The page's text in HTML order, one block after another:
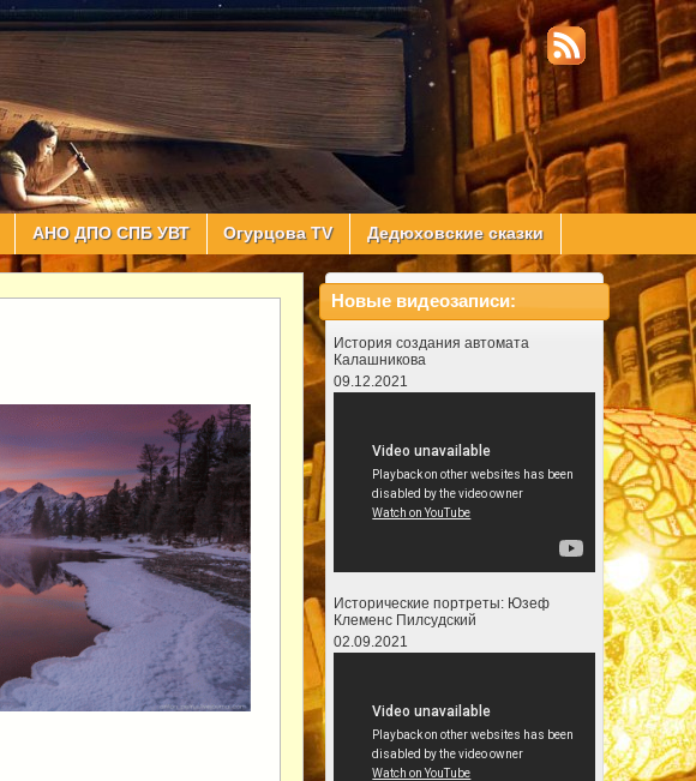
АНО ДПО СПБ УВТ Огурцова TV Дедюховские сказки
Новые видеозаписи:
История создания автомата
Калашникова
09.12.2021
Исторические портреты: Юзеф
Клеменс Пилсудский
02.09.2021